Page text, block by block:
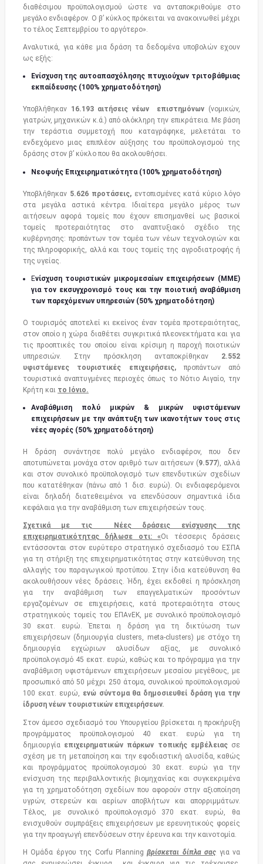
διαθέσιμου προϋπολογισμού ώστε να ανταποκριθούμε στο
μεγάλο ενδιαφέρον. Ο β’ κύκλος πρόκειται να ανακοινωθεί μέχρι
το τέλος Σεπτεμβρίου το αργότερο».
Αναλυτικά, για κάθε μια δράση τα δεδομένα υποβολών εχουν
ως εξής:
Ενίσχυση της αυτοαπασχόλησης πτυχιούχων τριτοβάθμιας
εκπαίδευσης (100% χρηματοδότηση)
Υποβλήθηκαν 16.193 αιτήσεις νέων επιστημόνων (νομικών,
γιατρών, μηχανικών κ.ά.) από ολόκληρη την επικράτεια. Με βάση
την τεράστια συμμετοχή που καταγράφηκε, μελετάται το
ενδεχόμενο μιας επιπλέον αύξησης του προϋπολογισμού της
δράσης στον β’ κύκλο που θα ακολουθήσει.
Νεοφυής Επιχειρηματικότητα (100% χρηματοδότηση)
Υποβλήθηκαν 5.626 προτάσεις,εντοπισμένες κατά κύριο λόγο
στα μεγάλα αστικά κέντρα. Ιδιαίτερα μεγάλο μέρος των
αιτήσεων αφορά τομείς που έχουν επισημανθεί ως βασικοί
τομείς προτεραιότητας στο αναπτυξιακό σχέδιο της
κυβέρνησης: προπάντων τον τομέα των νέων τεχνολογιών και
της πληροφορικής, αλλά και τους τομείς της αγροδιατροφής ή
της υγείας.
Ενίσχυση τουριστικών μικρομεσαίων επιχειρήσεων (ΜΜΕ)
για τον εκσυγχρονισμό τους και την ποιοτική αναβάθμιση
των παρεχόμενων υπηρεσιών (50% χρηματοδότηση)
Ο τουρισμός αποτελεί κι εκείνος έναν τομέα προτεραιότητας,
στον οποίο η χώρα διαθέτει συγκριτικά πλεονεκτήματα και για
τις προοπτικές του οποίου είναι κρίσιμη η παροχή ποιοτικών
υπηρεσιών. Στην πρόσκληση ανταποκρίθηκαν 2.552
υφιστάμενες τουριστικές επιχειρήσεις,προπάντων από
τουριστικά αναπτυγμένες περιοχές όπως το Νότιο Αιγαίο, την
Κρήτη και το Ιόνιο.
Αναβάθμιση πολύ μικρών & μικρών υφιστάμενων
επιχειρήσεων με την ανάπτυξη των ικανοτήτων τους στις
νέες αγορές (50% χρηματοδότηση)
Η δράση συνάντησε πολύ μεγάλο ενδιαφέρον, που δεν
αποτυπώνεται μονάχα στον αριθμό των αιτήσεων (9.577), αλλά
και στον συνολικό προϋπολογισμό των επενδυτικών σχεδίων
που κατατέθηκαν (πάνω από 1 δισ. ευρώ). Οι ενδιαφερόμενοι
είναι δηλαδή διατεθειμένοι να επενδύσουν σημαντικά ίδια
κεφάλαια για την αναβάθμιση των επιχειρήσεών τους.
Σχετικά με τις Νέες δράσεις ενίσχυσης της
επιχειρηματικότητας δήλωσε οτι: «Οι τέσσερις δράσεις
εντάσσονται στον ευρύτερο στρατηγικό σχεδιασμό του ΕΣΠΑ
για τη στήριξη της επιχειρηματικότητας στην κατεύθυνση της
αλλαγής του παραγωγικού προτύπου. Στην ίδια κατεύθυνση θα
ακολουθήσουν νέες δράσεις. Ήδη, έχει εκδοθεί η πρόσκληση
για την αναβάθμιση των επαγγελματικών προσόντων
εργαζομένων σε επιχειρήσεις, κατά προτεραιότητα στους
στρατηγικούς τομείς του ΕΠΑνΕΚ, με συνολικό προϋπολογισμό
30 εκατ. ευρώ. Έπεται η δράση για τη δικτύωση των
επιχειρήσεων (δημιουργία clusters, meta-clusters) με στόχο τη
δημιουργία εγχώριων αλυσίδων αξίας, με συνολικό
προϋπολογισμό 45 εκατ. ευρώ, καθώς και το πρόγραμμα για την
αναβάθμιση υφιστάμενων επιχειρήσεων μεσαίου μεγέθους, με
προσωπικό από 50 μέχρι 250 άτομα, συνολικού προϋπολογισμού
100 εκατ. ευρώ, ενώ σύντομα θα δημοσιευθεί δράση για την
ίδρυση νέων τουριστικών επιχειρήσεων.
Στον άμεσο σχεδιασμό του Υπουργείου βρίσκεται η προκήρυξη
προγράμματος προϋπολογισμού 40 εκατ. ευρώ για τη
δημιουργία επιχειρηματικών πάρκων τοπικής εμβέλειαςσε
σχέση με τη μεταποίηση και την εφοδιαστική αλυσίδα, καθώς
και προγράμματος προϋπολογισμού 30 εκατ. ευρώ για την
ενίσχυση της περιβαλλοντικής βιομηχανίας και συγκεκριμένα
για τη χρηματοδότηση σχεδίων που αφορούν στην αξιοποίηση
υγρών, στερεών και αερίων αποβλήτων και απορριμμάτων.
Τέλος, με συνολικό προϋπολογισμό 370 εκατ. ευρώ, θα
ενισχυθούν συμπράξεις επιχειρήσεων με ερευνητικούς φορείς
για την προαγωγή επενδύσεων στην έρευνα και την καινοτομία.
Η Ομάδα έργου της Corfu Planningβρίσκεται δίπλα σας για να